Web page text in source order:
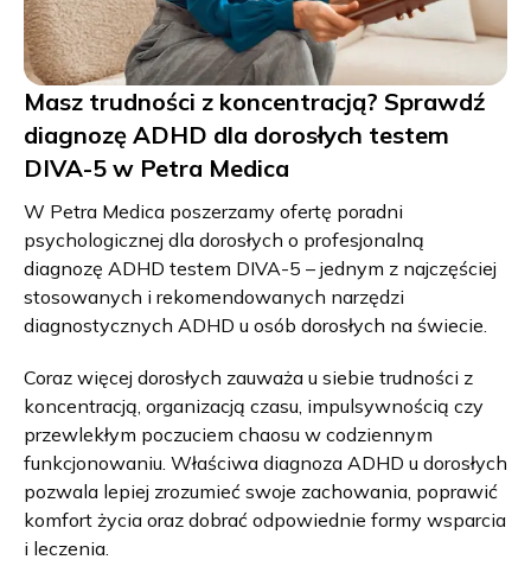
Masz trudności z koncentracją? Sprawdź
diagnozę ADHD dla dorosłych testem
DIVA-5 w Petra Medica
W Petra Medica poszerzamy ofertę poradni
psychologicznej dla dorosłych o profesjonalną
diagnozę ADHD testem DIVA-5 – jednym z najczęściej
stosowanych i rekomendowanych narzędzi
diagnostycznych ADHD u osób dorosłych na świecie.
Coraz więcej dorosłych zauważa u siebie trudności z
koncentracją, organizacją czasu, impulsywnością czy
przewlekłym poczuciem chaosu w codziennym
funkcjonowaniu. Właściwa diagnoza ADHD u dorosłych
pozwala lepiej zrozumieć swoje zachowania, poprawić
komfort życia oraz dobrać odpowiednie formy wsparcia
i leczenia.